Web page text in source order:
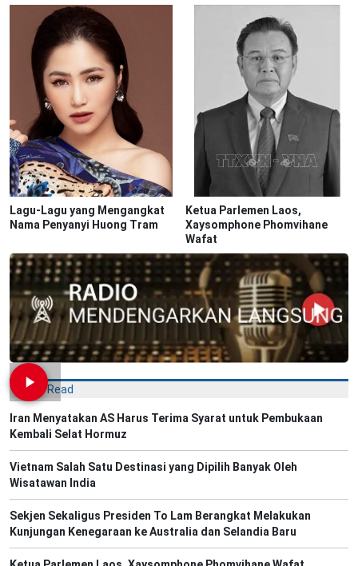
Lagu-Lagu yang Mengangkat
Nama Penyanyi Huong Tram
Ketua Parlemen Laos,
Xaysomphone Phomvihane
Wafat
Most Read
Iran Menyatakan AS Harus Terima Syarat untuk Pembukaan
Kembali Selat Hormuz
Vietnam Salah Satu Destinasi yang Dipilih Banyak Oleh
Wisatawan India
Sekjen Sekaligus Presiden To Lam Berangkat Melakukan
Kunjungan Kenegaraan ke Australia dan Selandia Baru